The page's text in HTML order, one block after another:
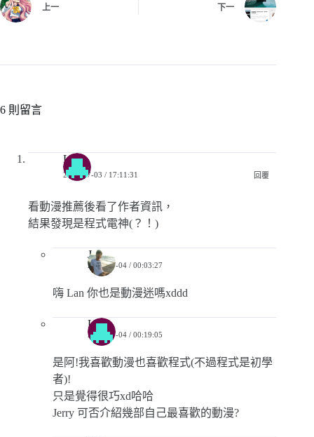
上一 下一
6 則留言
Lan
2018-07-03 / 17:11:31 回覆
看動漫推薦後看了作者資訊，
結果發現是程式電神(？！)
Jerry
2018-07-04 / 00:03:27
嗨 Lan 你也是動漫迷嗎xddd
Lan
2018-07-04 / 00:19:05
是阿!我喜歡動漫也喜歡程式(不過程式是初學
者)!
只是覺得很巧xd哈哈
Jerry 可否介紹幾部自己最喜歡的動漫?